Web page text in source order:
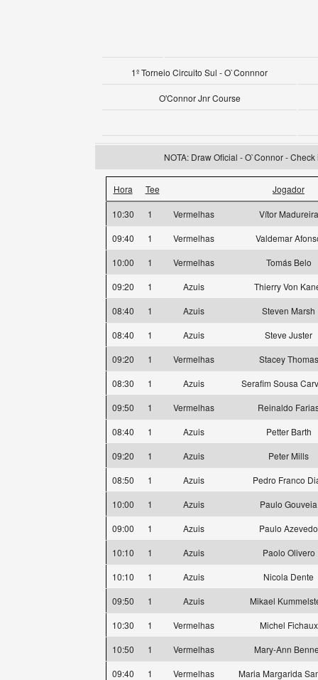
1º Torneio Circuito Sul - O`Connnor
O'Connor Jnr Course
NOTA: Draw Oficial - O`Connor -
Hora Tee Jogador
10:30 1 Vermelhas
Vítor Madureira
09:40
1 Vermelhas
Valdemar
10:00
1 Vermelhas
Tomás Belo
09:20
1 Azuis
Thierry Von
08:40
1 Azuis
Steven Marsh
08:40
1 Azuis
Steve Juster
09:20
1 Vermelhas
Stacey Thomas
08:30
1 Azuis
Serafim Sousa
09:50
1 Vermelhas
Reinaldo
08:40
1 Azuis
Petter Barth
09:20
1 Azuis
Peter Mills
08:50
1 Azuis
Pedro Franco
10:00
1 Azuis
Paulo Gouveia
09:00
1 Azuis
Paulo Azevedo
10:10
1 Azuis
Paolo Olivero
10:10
1 Azuis
Nicola Dente
09:50
1 Azuis
Mikael
10:30
1 Vermelhas
Michel Fichaux
10:50
1 Vermelhas
Mary-Ann
09:40
1 Vermelhas
Maria Margarida